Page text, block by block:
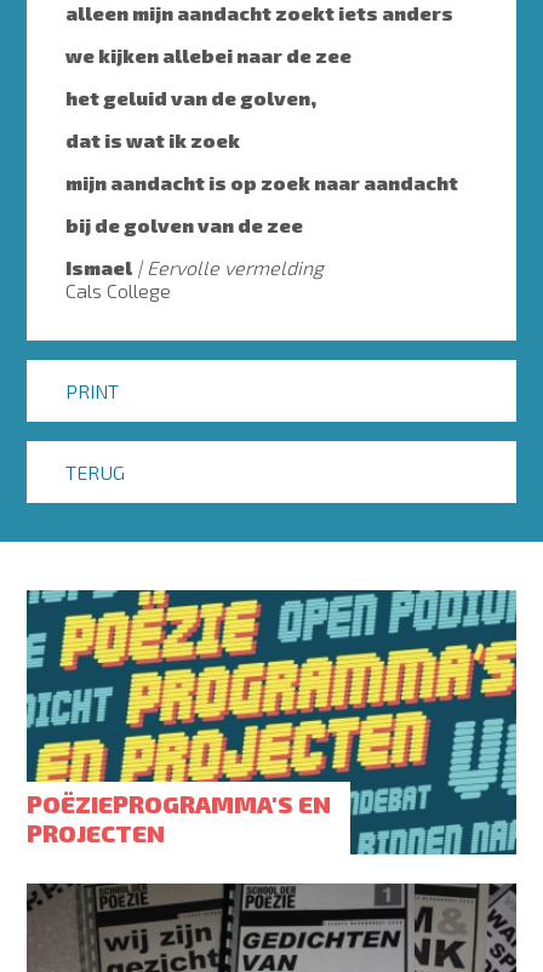
alleen mijn aandacht zoekt iets anders
we kijken allebei naar de zee
het geluid van de golven,
dat is wat ik zoek
mijn aandacht is op zoek naar aandacht
bij de golven van de zee
Ismael
Eervolle vermelding
Cals College
PRINT
TERUG
POËZIEPROGRAMMA'S EN
PROJECTEN